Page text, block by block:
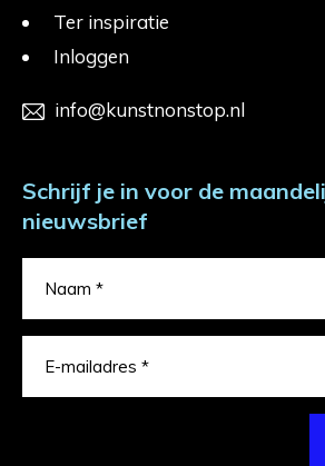
Ter inspiratie
Inloggen
info@kunstnonstop.nl
Schrijf je in voor de
nieuwsbrief